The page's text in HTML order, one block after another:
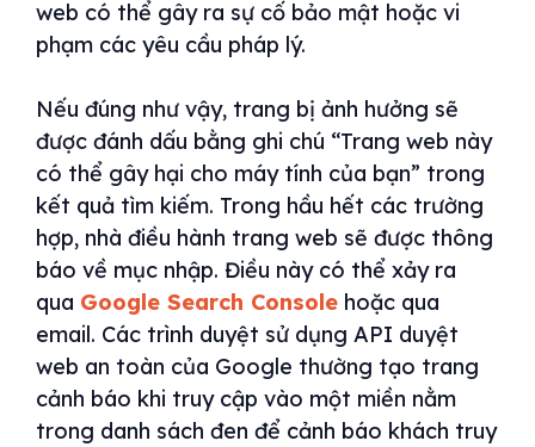
web có thể gây ra sự cố bảo mật hoặc vi
phạm các yêu cầu pháp lý.
Nếu đúng như vậy, trang bị ảnh hưởng sẽ
được đánh dấu bằng ghi chú “Trang web này
có thể gây hại cho máy tính của bạn” trong
kết quả tìm kiếm. Trong hầu hết các trường
hợp, nhà điều hành trang web sẽ được thông
báo về mục nhập. Điều này có thể xảy ra
qua Google Search Console hoặc qua
email. Các trình duyệt sử dụng API duyệt
web an toàn của Google thường tạo trang
cảnh báo khi truy cập vào một miền nằm
trong danh sách đen để cảnh báo khách truy